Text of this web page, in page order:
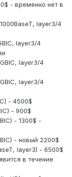
- временно нет в
layer3/4
layer3/4
layer3/4
layer3/4
- 4500$
- 900$
- 1300$ -
- новый 2200$
layer3) - 6500$
в течение